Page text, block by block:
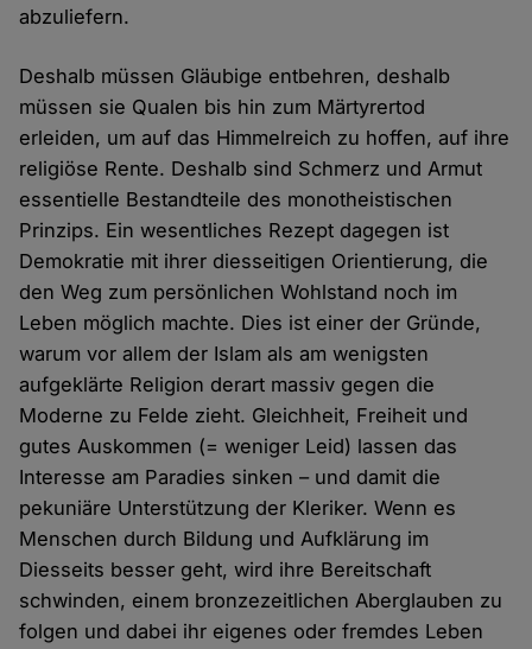
abzuliefern.
Deshalb müssen Gläubige entbehren, deshalb
müssen sie Qualen bis hin zum Märtyrertod
erleiden, um auf das Himmelreich zu hoffen, auf ihre
religiöse Rente. Deshalb sind Schmerz und Armut
essentielle Bestandteile des monotheistischen
Prinzips. Ein wesentliches Rezept dagegen ist
Demokratie mit ihrer diesseitigen Orientierung, die
den Weg zum persönlichen Wohlstand noch im
Leben möglich machte. Dies ist einer der Gründe,
warum vor allem der Islam als am wenigsten
aufgeklärte Religion derart massiv gegen die
Moderne zu Felde zieht. Gleichheit, Freiheit und
gutes Auskommen (= weniger Leid) lassen das
Interesse am Paradies sinken – und damit die
pekuniäre Unterstützung der Kleriker. Wenn es
Menschen durch Bildung und Aufklärung im
Diesseits besser geht, wird ihre Bereitschaft
schwinden, einem bronzezeitlichen Aberglauben zu
folgen und dabei ihr eigenes oder fremdes Leben